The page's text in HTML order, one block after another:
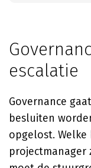
escalatie
Governance
besluiten
opgelost. Welke
projectmanager